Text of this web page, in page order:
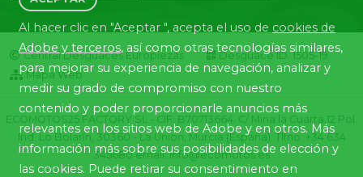
Central Desguaces Europiezas
Desguace ID. 1505-19
Mapa Web
ECOMOTOS25 FACTORY SL - CIF: B70713664. C/ Mina la Cuarta,12 Pol.
Ind. Lo Bolarín, 30360 - La Union, Murcia (España). Tlfno. +34 634
345680 email: info@ecomotos.es
Al hacer clic en "Aceptar ", acepta el uso de cookies de
Adobe y terceros, así como otras tecnologías similares,
para mejorar su experiencia de navegación, analizar y
medir su grado de compromiso con nuestro
contenido y poder proporcionarle anuncios más
relevantes en los sitios web de Adobe y en otros. Más
información más sobre sus posibilidades de elección y
las cookies. Puede retirar su consentimiento en